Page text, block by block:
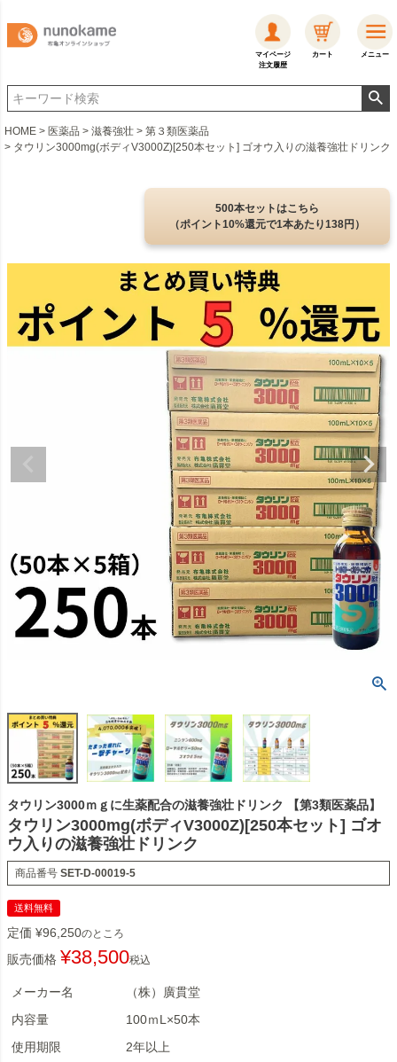
マイページ
注文履歴
カート メニュー
HOME 医薬品 滋養強壮
第３類医薬品
タウリン3000mg(ボディV3000Z)[250本セット] ゴオウ入りの滋養強壮ドリンク
500本セットはこちら
（ポイント10%還元で1本あたり138円）
タウリン3000ｍｇに生薬配合の滋養強壮ドリンク 【第3類医薬品】
タウリン3000mg(ボディV3000Z)[250本セット] ゴオ
ウ入りの滋養強壮ドリンク
商品番号 SET-D-00019-5
送料無料
定価 ¥96,250のところ
販売価格 ¥38,500税込
メーカー名
（株）廣貫堂
内容量
100ｍL×50本
使用期限
2年以上